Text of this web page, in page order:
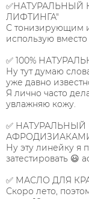
ЛИФТИНГА"
С тонизирующим
использую
✅ 100%
Ну тут думаю
уже давно
Я лично часто
увлажняю кожу.
✅
Ну эту линейку я
затестировать 😃
✅ МАСЛО ДЛЯ
Скоро лето,